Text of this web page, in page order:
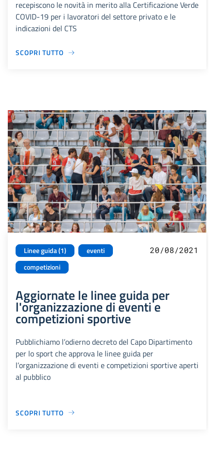
recepiscono le novità in merito alla Certificazione Verde
COVID-19 per i lavoratori del settore privato e le
indicazioni del CTS
SCOPRI TUTTO
Linee guida (1)
eventi
competizioni
20/08/2021
Aggiornate le linee guida per
l'organizzazione di eventi e
competizioni sportive
Pubblichiamo l’odierno decreto del Capo Dipartimento
per lo sport che approva le linee guida per
l’organizzazione di eventi e competizioni sportive aperti
al pubblico
SCOPRI TUTTO